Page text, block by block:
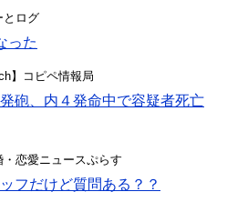
とログ
った
】コピペ情報局
砲、内４発命中で容疑者死亡
恋愛ニュースぷらす
フだけど質問ある？？